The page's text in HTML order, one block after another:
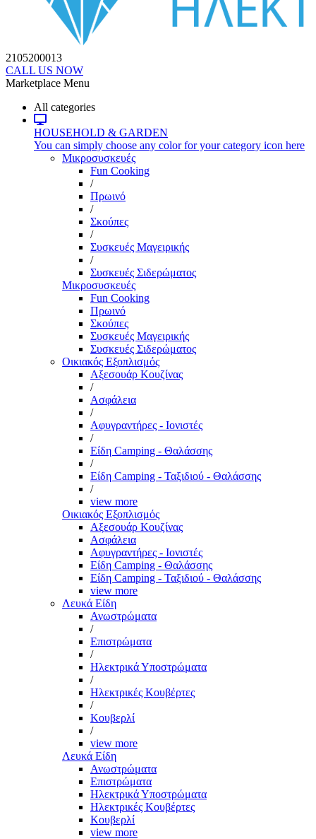
2105200013
CALL US NOW
Marketplace Menu
All categories
HOUSEHOLD & GARDEN
You can simply choose any color for your category icon here
Μικροσυσκευές
Fun Cooking
/
Πρωινό
/
Σκούπες
/
Συσκευές Μαγειρικής
/
Συσκευές Σιδερώματος
Μικροσυσκευές
Fun Cooking
Πρωινό
Σκούπες
Συσκευές Μαγειρικής
Συσκευές Σιδερώματος
Οικιακός Εξοπλισμός
Αξεσουάρ Κουζίνας
/
Ασφάλεια
/
Αφυγραντήρες - Ιονιστές
/
Είδη Camping - Θαλάσσης
/
Είδη Camping - Ταξιδιού - Θαλάσσης
/
view more
Οικιακός Εξοπλισμός
Αξεσουάρ Κουζίνας
Ασφάλεια
Αφυγραντήρες - Ιονιστές
Είδη Camping - Θαλάσσης
Είδη Camping - Ταξιδιού - Θαλάσσης
view more
Λευκά Είδη
Ανωστρώματα
/
Επιστρώματα
/
Ηλεκτρικά Υποστρώματα
/
Ηλεκτρικές Κουβέρτες
/
Κουβερλί
/
view more
Λευκά Είδη
Ανωστρώματα
Επιστρώματα
Ηλεκτρικά Υποστρώματα
Ηλεκτρικές Κουβέρτες
Κουβερλί
view more